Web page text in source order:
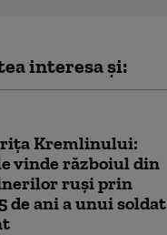
interesa și:
Kremlinului:
vinde războiul din
ruși prin
de ani a unui soldat